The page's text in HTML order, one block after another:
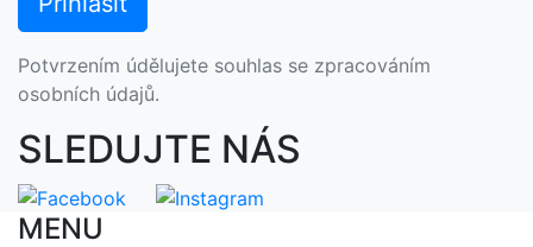
Potvrzením údělujete souhlas se zpracováním
osobních údajů.
SLEDUJTE NÁS
MENU